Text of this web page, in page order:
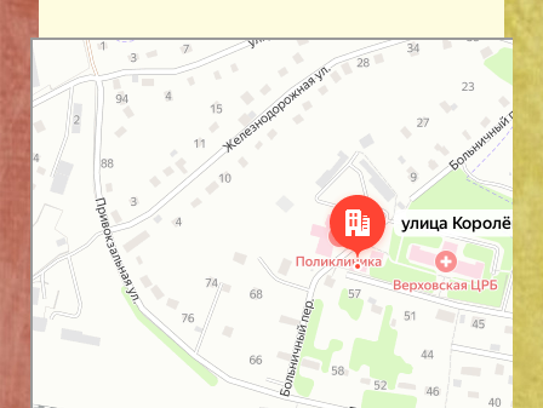
Орловская область
Улица Королёва, 24 на карте Орловской области — Яндекс Карты